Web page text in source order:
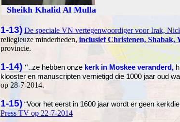
Sheikh Khalid Al Mulla
1-13) De speciale VN vertegenwoordiger voor Irak,
reliegieuze minderheden, inclusief Christenen, Shabak,
provincie.
1-14) “..ze hebben onze kerk in Moskee veranderd,
klooster en manuscripten vernietigd die 1000 jaar oud
op 28-7-2014.
1-15)“Voor het eerst in 1600 jaar wordt er geen
Press TV op 22-7-2014